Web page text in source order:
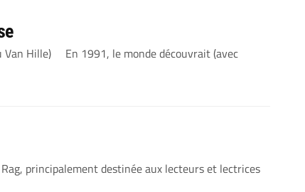
Van Hille) En 1991, le monde découvrait (avec
principalement destinée aux lecteurs et lectrices